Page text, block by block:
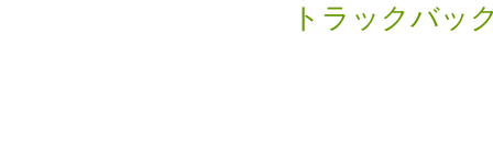
トラックバッ